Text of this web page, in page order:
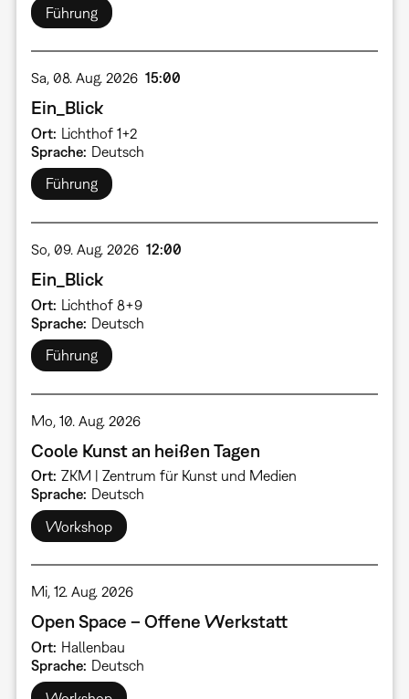
Führung
Sa, 08. Aug. 2026 15:00
Ein_Blick
Ort Lichthof 1+2
Sprache Deutsch
Führung
So, 09. Aug. 2026 12:00
Ein_Blick
Ort Lichthof 8+9
Sprache Deutsch
Führung
Mo, 10. Aug. 2026
Coole Kunst an heißen Tagen
Ort ZKM | Zentrum für Kunst und Medien
Sprache Deutsch
Workshop
Mi, 12. Aug. 2026
Open Space – Offene Werkstatt
Ort Hallenbau
Sprache Deutsch